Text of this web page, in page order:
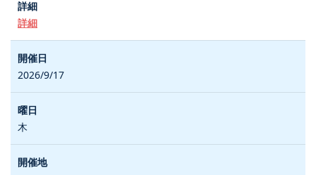
詳細
2026/9/17
木